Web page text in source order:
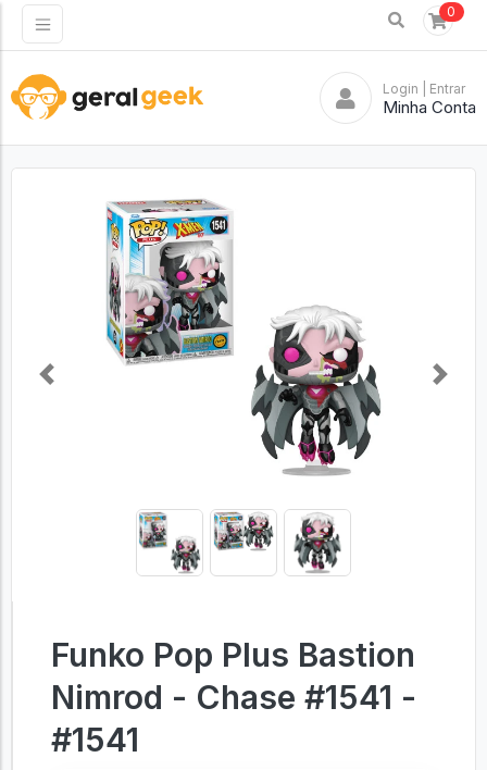
0
Login | Entrar
Minha Conta
Previous Next
Funko Pop Plus Bastion
Nimrod - Chase #1541 -
#1541